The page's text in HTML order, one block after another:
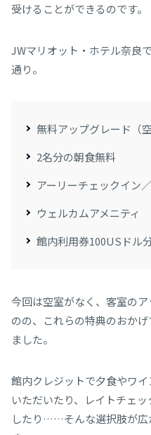
受けることができるのです。
JWマリオット・ホテル奈良
通り。
無料アップグレード（
2名分の朝食無料
アーリーチェックイン
ウェルカムアメニティ
館内利用券100USドル
今回は空室がなく、客室の
のの、これらの特典のおか
ました。
館内クレジットで夕食やワ
いただいたり、レイトチェ
したり……そんな選択肢が広